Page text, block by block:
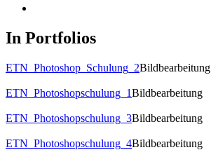
In Portfolios
ETN_Photoshop_Schulung_2Bildbearbeitung
ETN_Photoshopschulung_1Bildbearbeitung
ETN_Photoshopschulung_3Bildbearbeitung
ETN_Photoshopschulung_4Bildbearbeitung